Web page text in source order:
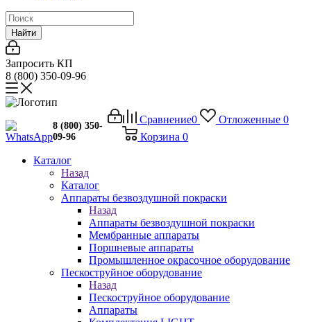
Найти
Запросить КП
8 (800) 350-09-96
Сравнение0 Отложенные 0
Корзина 0
8 (800) 350-
09-96
Каталог
Назад
Каталог
Аппараты безвоздушной покраски
Назад
Аппараты безвоздушной покраски
Мембранные аппараты
Поршневые аппараты
Промышленное окрасочное оборудование
Пескоструйное оборудование
Назад
Пескоструйное оборудование
Аппараты